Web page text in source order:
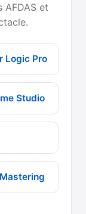
et
Logic Pro
Studio